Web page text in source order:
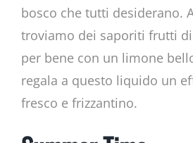
bosco che tutti desiderano.
troviamo dei saporiti frutti
per bene con un limone
regala a questo liquido un
fresco e frizzantino.